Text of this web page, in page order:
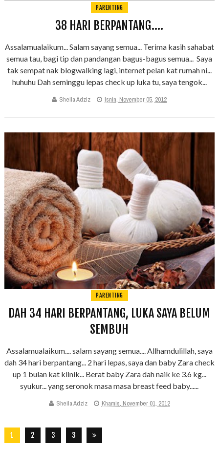
PARENTING
38 HARI BERPANTANG....
Assalamualaikum... Salam sayang semua... Terima kasih sahabat
semua tau, bagi tip dan pandangan bagus-bagus semua... Saya
tak sempat nak blogwalking lagi, internet pelan kat rumah ni...
huhuhu Dah seminggu lepas check up luka tu, saya tengok...
Sheila Adziz Isnin, November 05, 2012
PARENTING
DAH 34 HARI BERPANTANG, LUKA SAYA BELUM
SEMBUH
Assalamualaikum.... salam sayang semua.... Allhamdulillah, saya
dah 34 hari berpantang... 2 hari lepas, saya dan baby Zara check
up 1 bulan kat klinik... Berat baby Zara dah naik ke 3.6 kg...
syukur... yang seronok masa masa breast feed baby......
Sheila Adziz Khamis, November 01, 2012
1 2 3
3